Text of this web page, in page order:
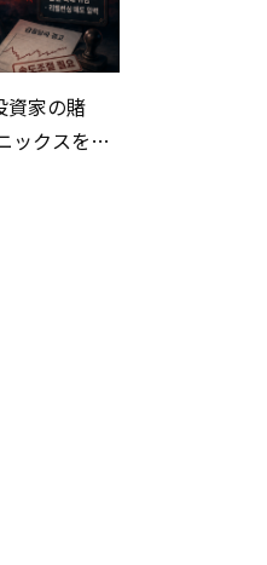
資家の賭
ックスを巡